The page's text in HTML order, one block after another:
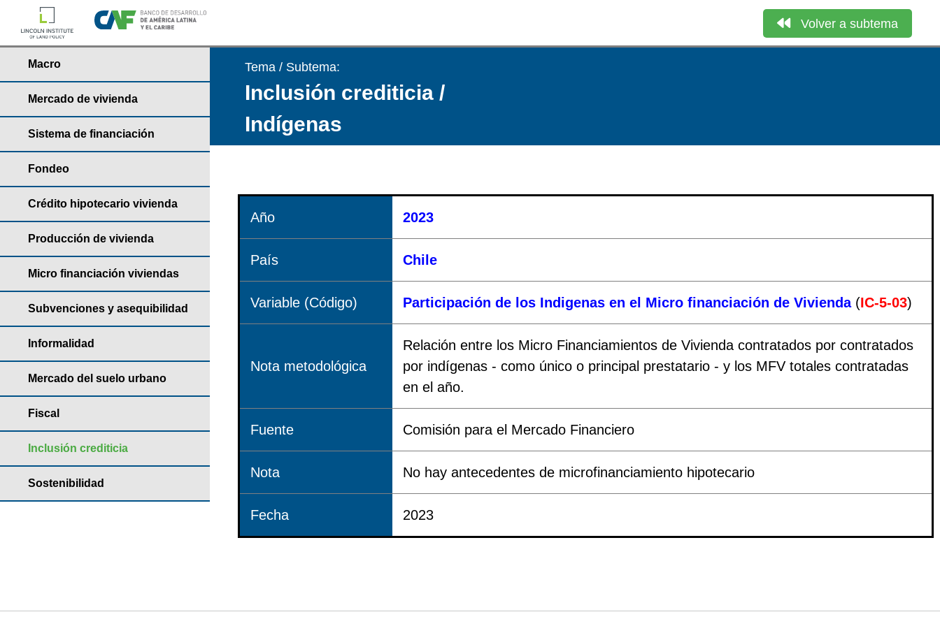
Volver a subtema
Macro
Mercado de vivienda
Sistema de financiación
Fondeo
Crédito hipotecario vivienda
Producción de vivienda
Micro financiación viviendas
Subvenciones y asequibilidad
Informalidad
Mercado del suelo urbano
Fiscal
Inclusión crediticia
Sostenibilidad
Tema / Subtema:
Inclusión crediticia /
Indígenas
Año 2023
País Chile
Variable (Código) Participación de los Indigenas en el Micro financiación de Vivienda (IC-5-03)
Nota metodológica
Relación entre los Micro Financiamientos de Vivienda contratados por contratados
por indígenas - como único o principal prestatario - y los MFV totales contratadas
en el año.
Fuente Comisión para el Mercado Financiero
Nota No hay antecedentes de microfinanciamiento hipotecario
Fecha 2023